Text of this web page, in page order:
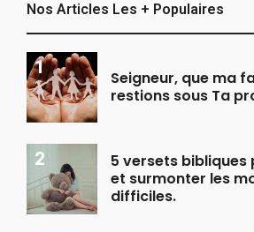
Nos Articles Les + Populaires
Seigneur, que ma
restions sous Ta
5 versets
et surmonter les
difficiles.